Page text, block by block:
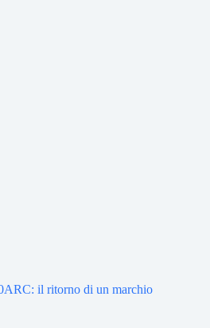
il ritorno di un marchio